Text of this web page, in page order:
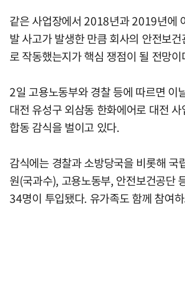
같은 사업장에서 2018년과 2019년에
발 사고가 발생한 만큼 회사의 안전보
로 작동했는지가 핵심 쟁점이 될 전망이
2일 고용노동부와 경찰 등에 따르면 이
대전 유성구 외삼동 한화에어로 대전
합동 감식을 벌이고 있다.
감식에는 경찰과 소방당국을 비롯해 국
원(국과수), 고용노동부, 안전보건공단
34명이 투입됐다. 유가족도 함께 참여